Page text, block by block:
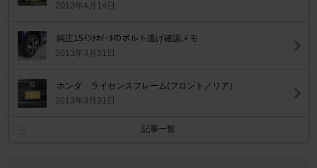
2013年4月14日
純正15ｲﾝﾁﾎｲｰﾙのボルト逃げ確認メモ
2013年3月31日
ホンダ ライセンスフレーム(フロント／リア）
2013年3月31日
記事一覧